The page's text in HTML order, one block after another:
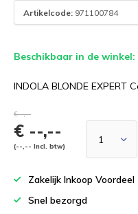
Artikelcode: 971100784
Beschikbaar in de winkel:
INDOLA BLONDE
€--,--
€ --,--
(--,-- Incl. btw)
Zakelijk Inkoop Voordeel
Snel bezorgd